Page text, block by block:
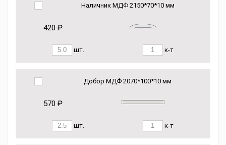
Наличник МДФ 2150*70*10 мм
420 ₽
шт. к-т
Добор МДФ 2070*100*10 мм
570 ₽
шт. к-т